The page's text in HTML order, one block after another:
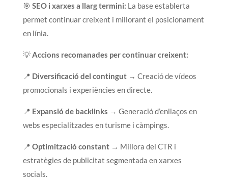
🎯 SEO i xarxes a llarg termini: La base establerta
permet continuar creixent i millorant el posicionament
en línia.
💡Accions recomanades per continuar creixent:
📍 Diversificació del contingut→ Creació de vídeos
promocionals i experiències en directe.
📍 Expansió de backlinks → Generació d’enllaços en
webs especialitzades en turisme i càmpings.
📍 Optimització constant→ Millora del CTR i
estratègies de publicitat segmentada en xarxes
socials.